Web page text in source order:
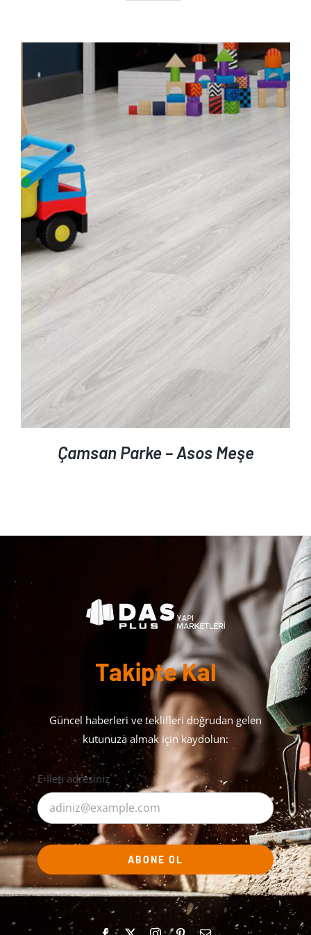
Çamsan Parke – Asos Meşe
Takipte Kal
Güncel haberleri ve teklifleri doğrudan gelen
kutunuza almak için kaydolun:
E-İleti adresiniz
ABONE OL